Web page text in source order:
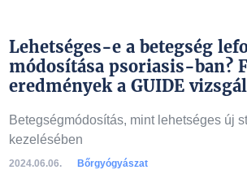
Lehetséges-e a betegség
módosítása psoriasis-ban?
eredmények a GUIDE
Betegségmódosítás, mint lehetséges új
kezelésében
2024.06.06. Bőrgyógyászat